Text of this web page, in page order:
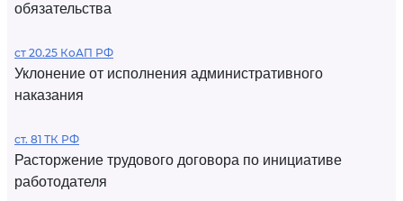
обязательства
ст 20.25 КоАП РФ
Уклонение от исполнения административного
наказания
ст. 81 ТК РФ
Расторжение трудового договора по инициативе
работодателя